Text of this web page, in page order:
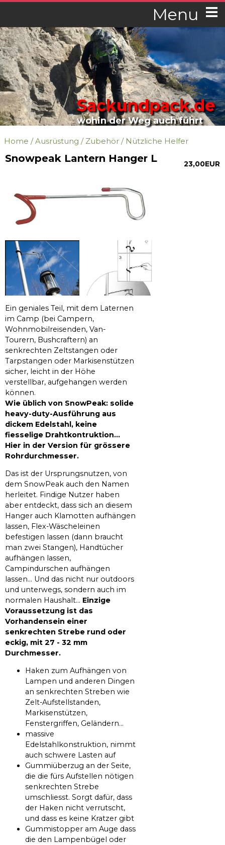
Menu
Sackundpack.de
wohin der Weg auch führt
Home /Ausrüstung / Zubehör / Nützliche Helfer
23,00EUR
Snowpeak Lantern Hanger L
Ein geniales Teil, mit dem Laternen
im Camp (bei Campern,
Wohnmobilreisenden, Van-
Tourern, Bushcraftern) an
senkrechten Zeltstangen oder
Tarpstangen oder Markisenstützen
sicher, leicht in der Höhe
verstellbar, aufgehangen werden
können.
Wie üblich von SnowPeak: solide
heavy-duty-Ausführung aus
dickem Edelstahl, keine
fiesselige Drahtkontruktion...
Hier in der Version für grössere
Rohrdurchmesser.
Das ist der Ursprungsnutzen, von
dem SnowPeak auch den Namen
herleitet. Findige Nutzer haben
aber entdeckt, dass sich an diesem
Hanger auch Klamotten aufhängen
lassen, Flex-Wäscheleinen
befestigen lassen (dann braucht
man zwei Stangen), Handtücher
aufhängen lassen,
Campindurschen aufhängen
lassen... Und das nicht nur outdoors
und unterwegs, sondern auch im
normalen Haushalt... Einzige
Voraussetzung ist das
Vorhandensein einer
senkrechten Strebe rund oder
eckig, mit 27 - 32 mm
Durchmesser.
Haken zum Aufhängen von
Lampen und anderen Dingen
an senkrechten Streben wie
Zelt-Aufstellstanden,
Markisenstützen,
Fenstergriffen, Geländern...
massive
Edelstahlkonstruktion, nimmt
auch schwere Lasten auf
Gummiüberzug an der Seite,
die die fürs Aufstellen nötigen
senkrechten Strebe
umschliesst. Sorgt dafür, dass
der Haken nicht verrutscht,
und dass es keine Kratzer gibt
Gummistopper am Auge dass
die den Lampenbügel oder